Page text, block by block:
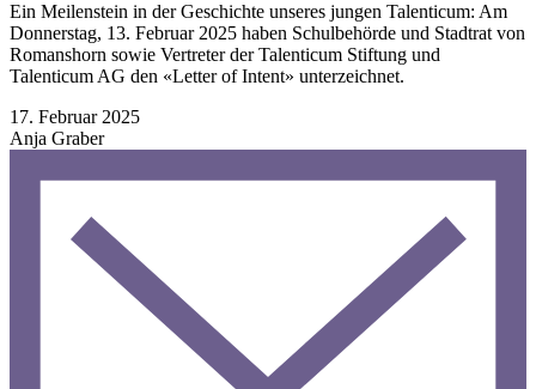
Ein Meilenstein in der Geschichte unseres jungen Talenticum: Am
Donnerstag, 13. Februar 2025 haben Schulbehörde und Stadtrat von
Romanshorn sowie Vertreter der Talenticum Stiftung und
Talenticum AG den «Letter of Intent» unterzeichnet.
Veröffentlicht
am
17. Februar 2025
Anja Graber